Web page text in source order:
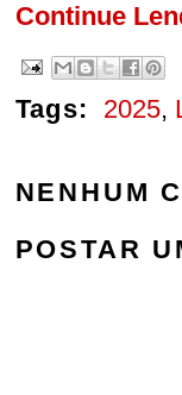
Continue
Tags: 2025,
NENHUM
POSTAR